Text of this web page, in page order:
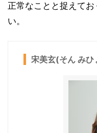
正常なことと捉えて
い。
宋美玄(そん みひ